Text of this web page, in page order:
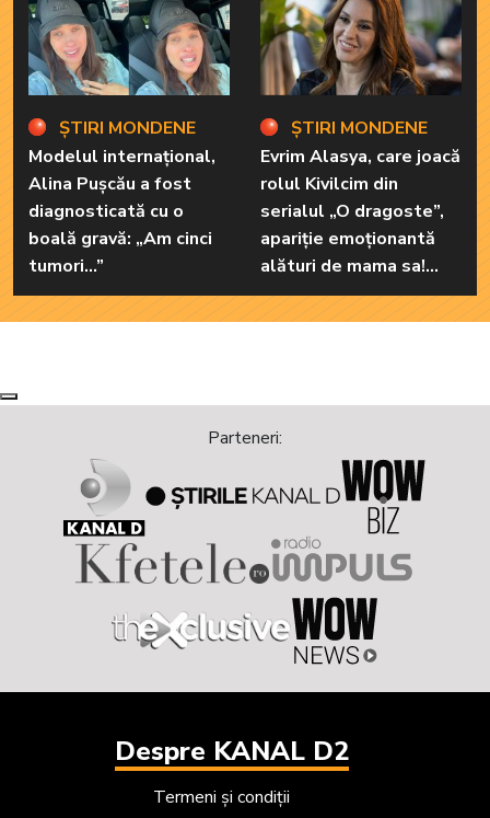
ȘTIRI MONDENE
Modelul internațional,
Alina Pușcău a fost
diagnosticată cu o
boală gravă: „Am cinci
tumori...”
ȘTIRI MONDENE
Evrim Alasya, care joacă
rolul Kivilcim din
serialul „O dragoste”,
apariție emoționantă
alături de mama sa!
Iată cum arată cea mai
importantă persoană
Next
Previous
Parteneri:
Despre KANAL D2
Termeni și condiții